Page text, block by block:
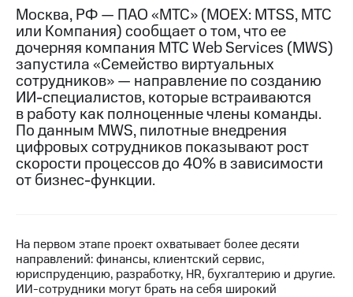
Контакты
Медиа-центр
Пресс-
релизы
МТС
о технологиях
Достижения
отчетность
Контакты
Москва, РФ — ПАО «МТС» (MOEX: MTSS, МТС
или Компания) сообщает о том, что ее
дочерняя компания МТС Web Services (MWS)
запустила «Семейство виртуальных
сотрудников» — направление по созданию
ИИ-специалистов, которые встраиваются
в работу как полноценные члены команды.
По данным MWS, пилотные внедрения
цифровых сотрудников показывают рост
скорости процессов до 40% в зависимости
от бизнес-функции.
На первом этапе проект охватывает более десяти
направлений: финансы, клиентский сервис,
юриспруденцию, разработку, HR, бухгалтерию и другие.
ИИ-сотрудники могут брать на себя широкий